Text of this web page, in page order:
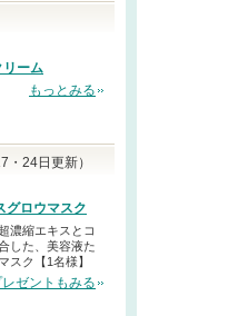
リーム
もっとみる
・24日更新）
グロウマスク
濃縮エキスとコ
した、美容液た
スク【1名様】
ゼントもみる